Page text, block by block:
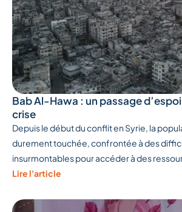
Bab Al-Hawa : un passage
crise
Depuis le début du conflit en Syrie, la
durement touchée, confrontée à des
insurmontables pour accéder à des
Lire l'article